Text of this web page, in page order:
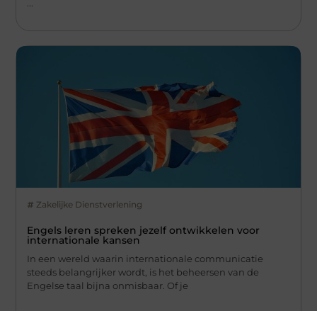
Zakelijke Dienstverlening
Engels leren spreken jezelf ontwikkelen voor
internationale kansen
In een wereld waarin internationale communicatie
steeds belangrijker wordt, is het beheersen van de
Engelse taal bijna onmisbaar. Of je